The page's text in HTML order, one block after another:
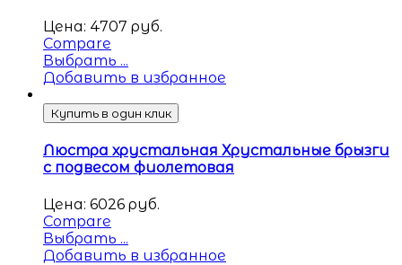
Цена: 4707 руб.
Compare
Выбрать ...
Добавить в избранное
Купить в один клик
Люстра хрустальная Хрустальные брызги
с подвесом фиолетовая
Цена: 6026 руб.
Compare
Выбрать ...
Добавить в избранное